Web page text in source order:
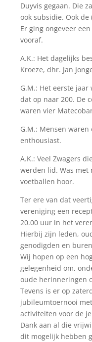
Duyvis gegaan. Die
ook subsidie. Ook
Er ging ongeveer
vooraf.
A.K.: Het dagelijks
Kroeze, dhr. Jan
G.M.: Het eerste
dat op naar 200. De
waren vier
G.M.: Mensen
enthousiast.
A.K.: Veel Zwagers
werden lid. Was met
voetballen hoor.
Ter ere van dat
vereniging een
20.00 uur in het
Hierbij zijn leden,
genodigden en
Wij hopen op een
gelegenheid om,
oude herinneringen
Tevens is er op
jubileumtoernooi
activiteiten voor de
Dank aan al die
dit mogelijk hebben